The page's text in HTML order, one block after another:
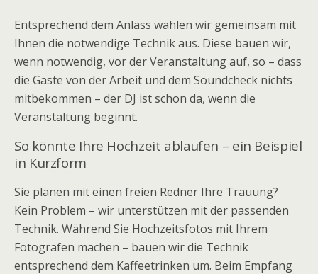
Entsprechend dem Anlass wählen wir gemeinsam mit
Ihnen die notwendige Technik aus. Diese bauen wir,
wenn notwendig, vor der Veranstaltung auf, so – dass
die Gäste von der Arbeit und dem Soundcheck nichts
mitbekommen – der DJ ist schon da, wenn die
Veranstaltung beginnt.
So könnte Ihre Hochzeit ablaufen – ein Beispiel
in Kurzform
Sie planen mit einen freien Redner Ihre Trauung?
Kein Problem – wir unterstützen mit der passenden
Technik. Während Sie Hochzeitsfotos mit Ihrem
Fotografen machen – bauen wir die Technik
entsprechend dem Kaffeetrinken um. Beim Empfang